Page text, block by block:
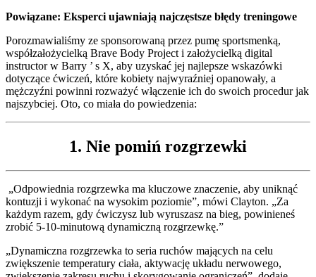
Powiązane: Eksperci ujawniają najczęstsze błędy treningowe
Porozmawialiśmy ze sponsorowaną przez pumę sportsmenką,
współzałożycielką Brave Body Project i założycielką digital
instructor w Barry ’ s X, aby uzyskać jej najlepsze wskazówki
dotyczące ćwiczeń, które kobiety najwyraźniej opanowały, a
mężczyźni powinni rozważyć włączenie ich do swoich procedur jak
najszybciej. Oto, co miała do powiedzenia:
1. Nie pomiń rozgrzewki
„Odpowiednia rozgrzewka ma kluczowe znaczenie, aby uniknąć
kontuzji i wykonać na wysokim poziomie”, mówi Clayton. „Za
każdym razem, gdy ćwiczysz lub wyruszasz na bieg, powinieneś
zrobić 5-10-minutową dynamiczną rozgrzewkę.”
„Dynamiczna rozgrzewka to seria ruchów mających na celu
zwiększenie temperatury ciała, aktywację układu nerwowego,